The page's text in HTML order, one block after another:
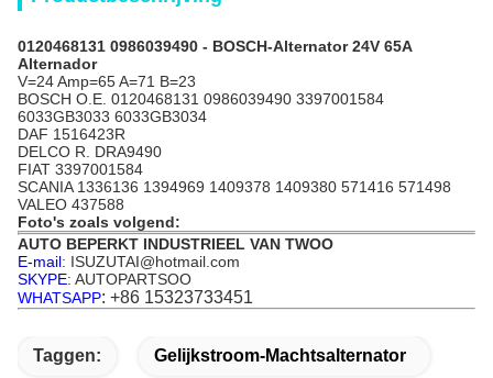
0120468131 0986039490 - BOSCH-Alternator 24V 65A
Alternador
V=24 Amp=65 A=71 B=23
BOSCH O.E. 0120468131 0986039490 3397001584
6033GB3033 6033GB3034
DAF 1516423R
DELCO R. DRA9490
FIAT 3397001584
SCANIA 1336136 1394969 1409378 1409380 571416 571498
VALEO 437588
Foto's zoals volgend:
AUTO BEPERKT INDUSTRIEEL VAN TWOO
E-mail: ISUZUTAI@hotmail.com
SKYPE: AUTOPARTSOO
WHATSAPP: +86 15323733451
Taggen: Gelijkstroom-Machtsalternator